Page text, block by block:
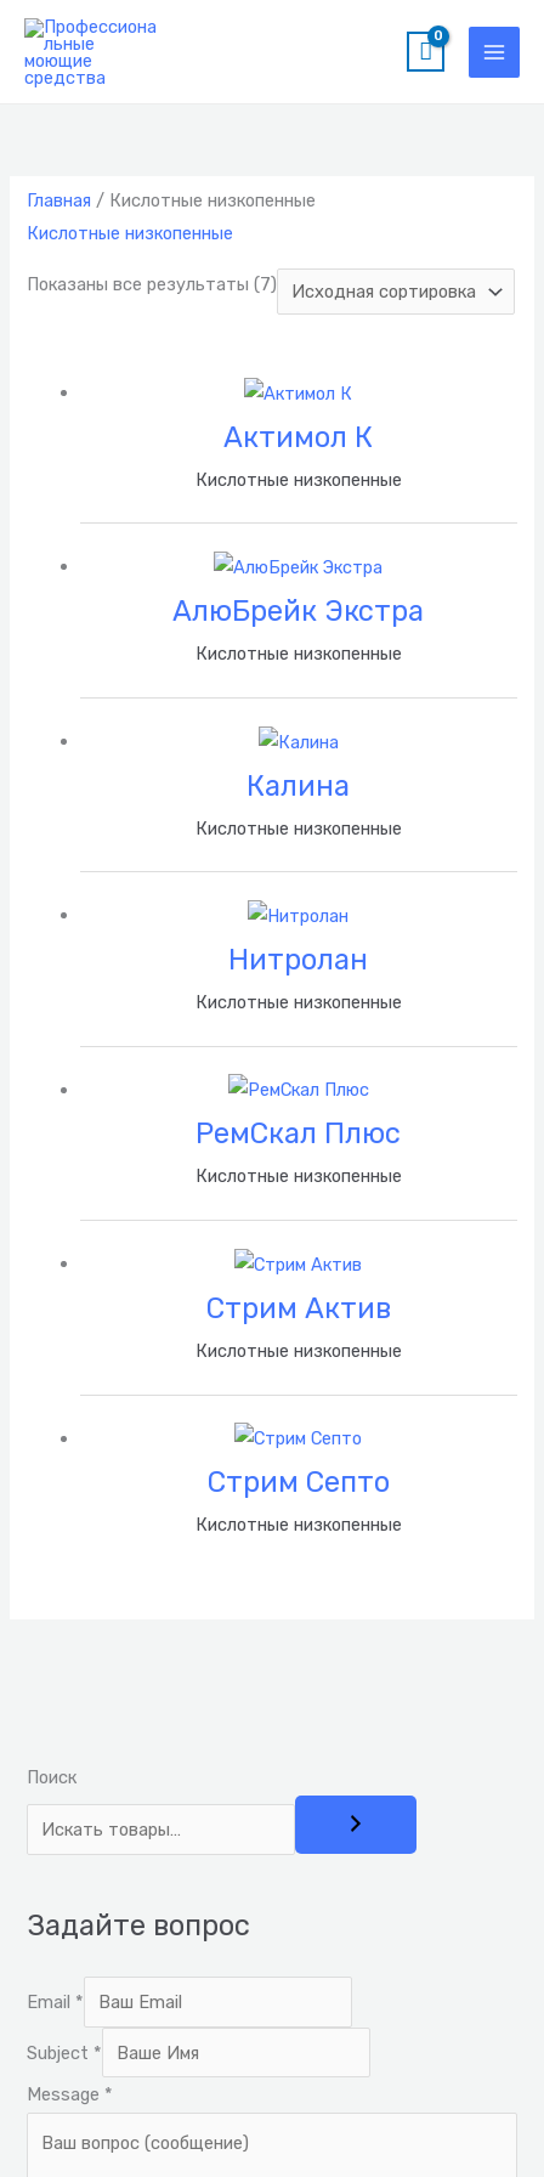
Перейти
содержимому
Главная / Кислотные низкопенные
Кислотные низкопенные
Показаны все результаты (7)
Актимол К
Кислотные низкопенные
АлюБрейк Экстра
Кислотные низкопенные
Калина
Кислотные низкопенные
Нитролан
Кислотные низкопенные
РемСкал Плюс
Кислотные низкопенные
Стрим Актив
Кислотные низкопенные
Стрим Септо
Кислотные низкопенные
Поиск
Задайте вопрос
Email *
E
a
Subject *
Message *